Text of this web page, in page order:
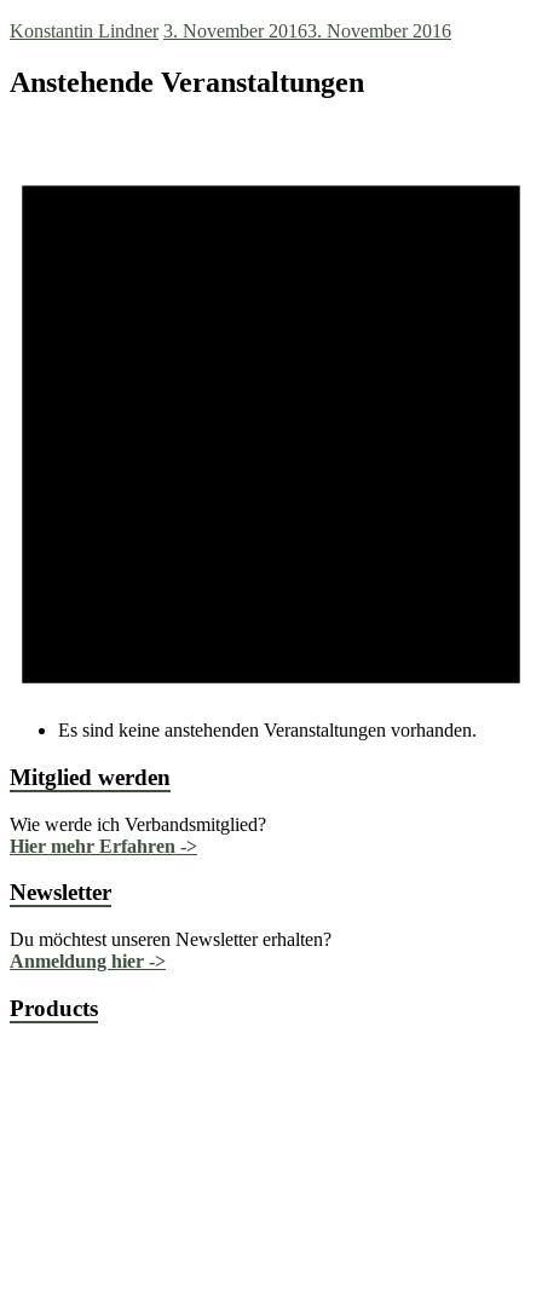
Konstantin Lindner 3. November 20163. November 2016
Anstehende Veranstaltungen
Es sind keine anstehenden Veranstaltungen vorhanden.
Mitglied werden
Wie werde ich Verbandsmitglied?
Hier mehr Erfahren ->
Newsletter
Du möchtest unseren Newsletter erhalten?
Anmeldung hier ->
Products